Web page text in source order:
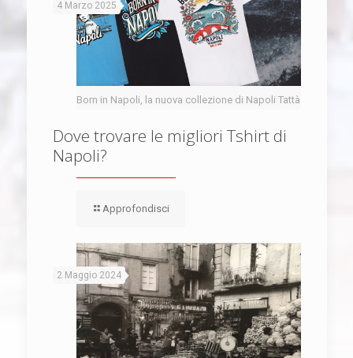
Born in Napoli, la nuova collezione di Napoli Tattà
4 Marzo 2025
Dove trovare le migliori Tshirt di
Napoli?
Approfondisci
2 Maggio 2024